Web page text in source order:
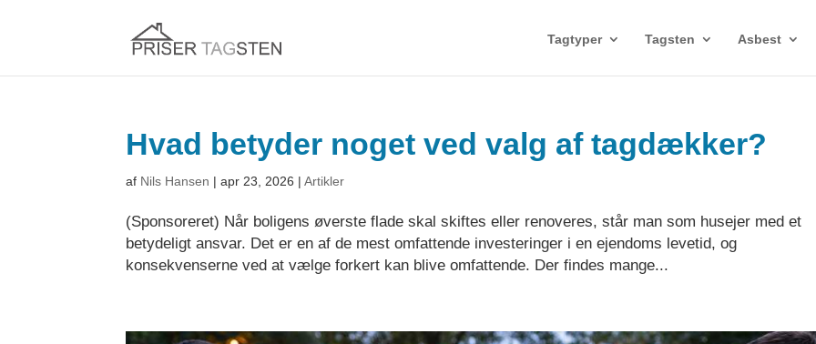
Tagtyper Tagsten Asbest
Hvad betyder noget ved valg af tagdækker?
af Nils Hansen | apr 23, 2026 | Artikler
(Sponsoreret) Når boligens øverste flade skal skiftes eller renoveres, står man som husejer med et
betydeligt ansvar. Det er en af de mest omfattende investeringer i en ejendoms levetid, og
konsekvenserne ved at vælge forkert kan blive omfattende. Der findes mange...